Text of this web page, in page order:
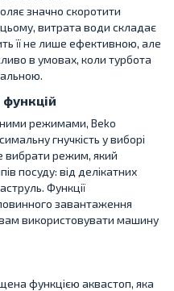
значно скоротити
витрата води складає
її не лише ефективною, але
в умовах, коли турбота
функцій
режимами, Beko
гнучкість у виборі
вибрати режим, який
посуду: від делікатних
Функції
завантаження
використовувати машину
функцією аквастоп, яка